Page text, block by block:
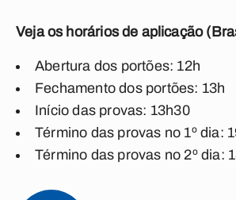
Veja os horários de aplicação
Abertura dos portões: 12h
Fechamento dos portões: 13h
Início das provas: 13h30
Término das provas no 1º dia:
Término das provas no 2º dia: